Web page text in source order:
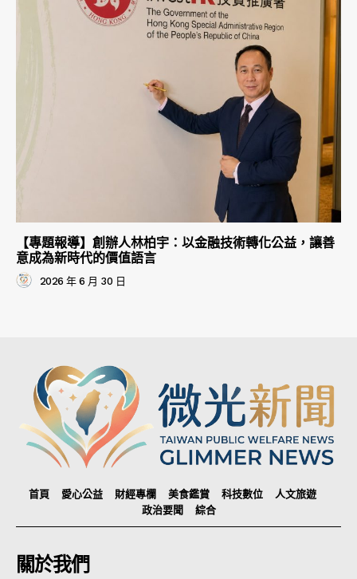
【專題報導】創辦人林柏宇：以金融技術轉化公益，讓善
意成為新時代的價值語言
2026 年 6 月 30 日
首頁 愛心公益 財經專欄 美食鑑賞 科技數位
人文旅遊
政治要聞
綜合
關於我們